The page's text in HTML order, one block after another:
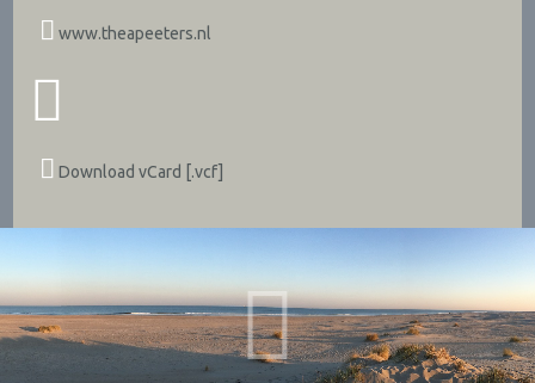
www.theapeeters.nl
Download vCard [.vcf]